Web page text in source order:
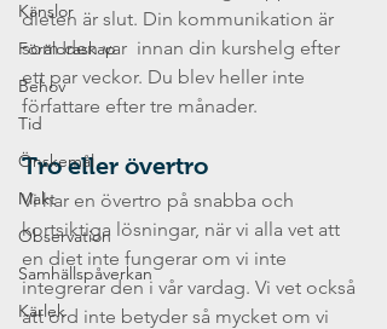
Känslor
Föräldraskap
Behov
Tid
Önskemål
Makt
Observation
Samhällspåverkan
Kärlek
dieten är slut. Din kommunikation är
som den var  innan din kurshelg efter
ett par veckor. Du blev heller inte
författare efter tre månader.
Tro eller övertro
Vi har en övertro på snabba och
kortsiktiga lösningar, när vi alla vet att
en diet inte fungerar om vi inte
integrerar den i vår vardag. Vi vet också
att ord inte betyder så mycket om vi